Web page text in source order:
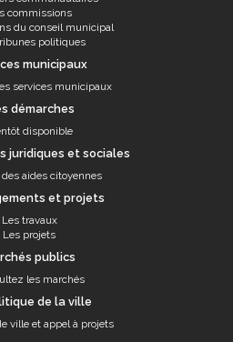
commissions
du conseil municipal
politiques
municipaux
services municipaux
démarches
disponible
juridiques et sociales
aides citoyennes
et projets
Les travaux
Les projets
publics
les marchés
de la ville
ville et appel à projets